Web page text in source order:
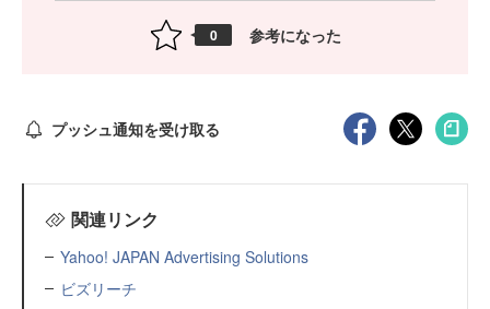
0 参考になった
プッシュ通知を受け取る
関連リンク
Yahoo! JAPAN Advertising Solutions
ビズリーチ